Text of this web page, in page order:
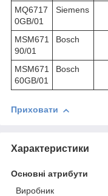
MQ6717
0GB/01
Siemens
MSM671
90/01
Bosch
MSM671
60GB/01
Bosch
Приховати
Характеристики
Основні атрибути
Виробник